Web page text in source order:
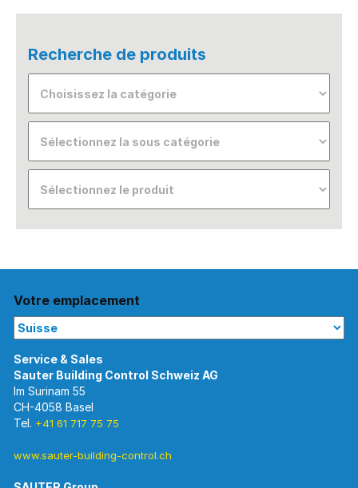
Recherche de produits
Votre emplacement
Im Surinam 55
CH-4058 Basel
Tel. +41 61 717 75 75
www.sauter-building-control.ch